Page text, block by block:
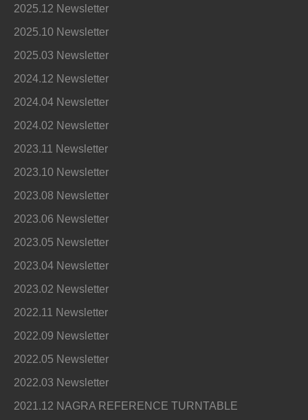
2025.12 Newsletter
2025.10 Newsletter
2025.03 Newsletter
2024.12 Newsletter
2024.04 Newsletter
2024.02 Newsletter
2023.11 Newsletter
2023.10 Newsletter
2023.08 Newsletter
2023.06 Newsletter
2023.05 Newsletter
2023.04 Newsletter
2023.02 Newsletter
2022.11 Newsletter
2022.09 Newsletter
2022.05 Newsletter
2022.03 Newsletter
2021.12 NAGRA REFERENCE TURNTABLE